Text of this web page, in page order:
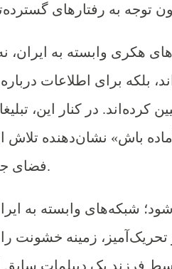
وابسته به ایران،
بلکه برای اطلاعات
کرده‌اند. در کنار این،
باش» نشان‌دهنده تلاش
فضای جنگ روانی است.
شبکه‌های وابسته به
تحریک‌آمیز، زمینه خشونت
فرزند یک دیپلمات سابق